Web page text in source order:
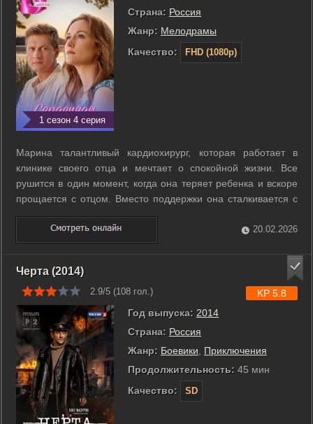
1 сезон 4 серия
Страна: Россия
Жанр: Мелодрамы
Качество:
FHD (1080p)
Марина талантливый кардиохирург, которая работает в
клинике своего отца и мечтает о спокойной жизни. Все
рушится в один момент, когда она теряет ребенка и вскоре
прощается с отцом. Вместо поддержки она сталкивается с
холодом со стороны жениха и напряжением среди коллег. В
клинике начинают распространяться слухи, и Марину
постепенно отстраняют от ...
20.02.2026
Черта (2014)
2.9/5 (108 гол.)
Год выпуска: 2014
Страна: Россия
Жанр: Боевики, Приключения
Продолжительность: 45 мин
Качество:
SD
KP 5.8